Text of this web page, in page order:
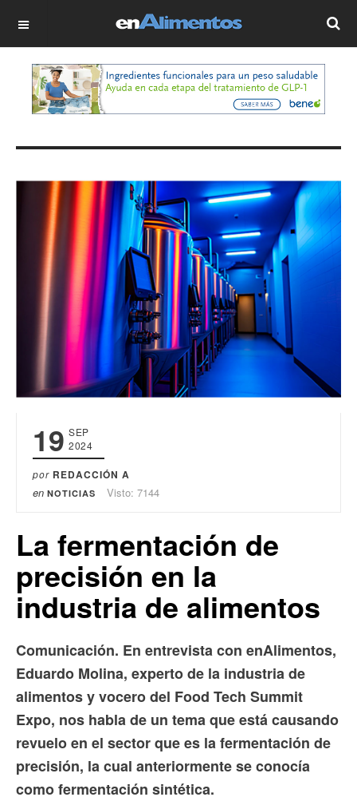
OFF CANVAS
19 SEP
2024
por REDACCIÓN A
en NOTICIAS Visto: 7144
La fermentación de
precisión en la
industria de alimentos
Comunicación. En entrevista con enAlimentos,
Eduardo Molina, experto de la industria de
alimentos y vocero del Food Tech Summit
Expo, nos habla de un tema que está causando
revuelo en el sector que es la fermentación de
precisión, la cual anteriormente se conocía
como fermentación sintética.